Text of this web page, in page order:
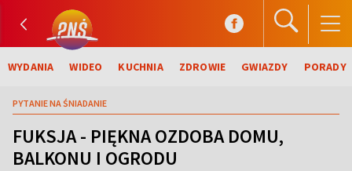
WYDANIA WIDEO KUCHNIA ZDROWIE GWIAZDY PORADY
PYTANIE NA ŚNIADANIE
FUKSJA - PIĘKNA OZDOBA DOMU,
BALKONU I OGRODU